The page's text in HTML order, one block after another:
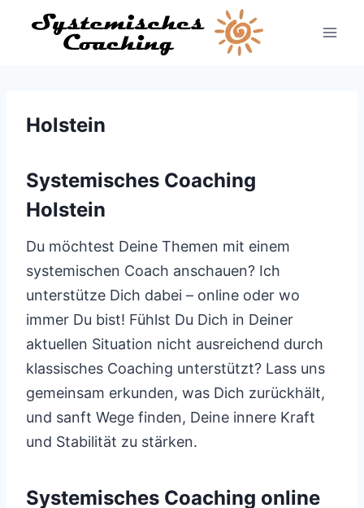
Inhalt
Holstein
Systemisches Coaching
Holstein
Du möchtest Deine Themen mit einem
systemischen Coach anschauen? Ich
unterstütze Dich dabei – online oder wo
immer Du bist! Fühlst Du Dich in Deiner
aktuellen Situation nicht ausreichend durch
klassisches Coaching unterstützt? Lass uns
gemeinsam erkunden, was Dich zurückhält,
und sanft Wege finden, Deine innere Kraft
und Stabilität zu stärken.
Systemisches Coaching online